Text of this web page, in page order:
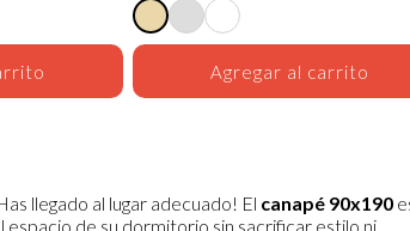
Agregar al carrito
llegado al lugar adecuado! El canapé 90x190
espacio de su dormitorio sin sacrificar estilo ni